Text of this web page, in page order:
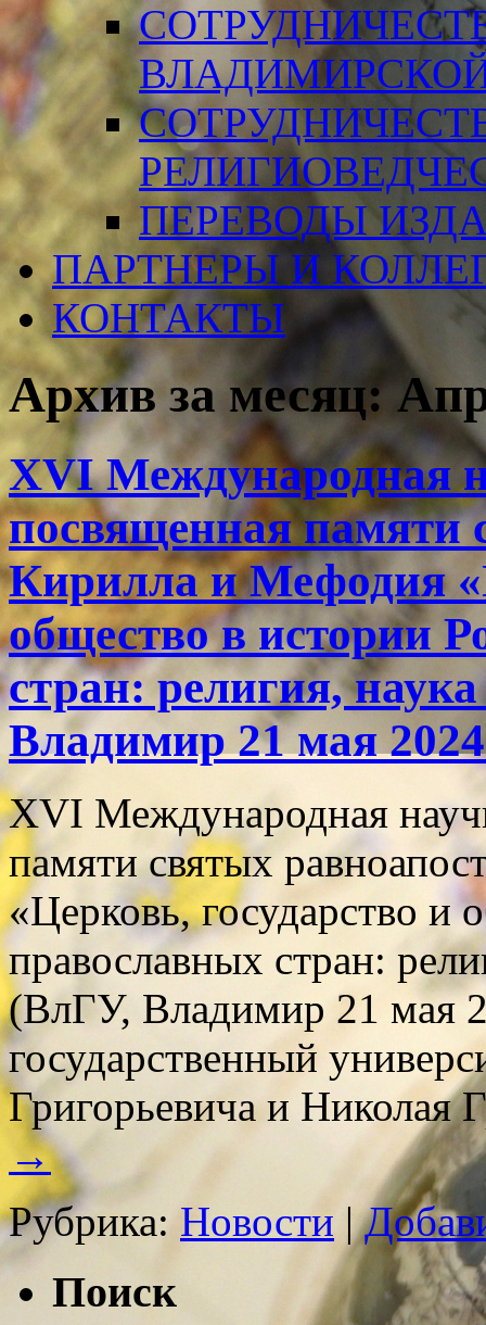
ПЕРЕВОДЫ
ПАРТНЕРЫ И
КОНТАКТЫ
Архив за месяц:
XVI Международная
посвященная памяти
Кирилла и Мефодия
общество в истории
стран: религия,
Владимир 21 мая 2024
XVI Международная
памяти святых
«Церковь, государство и
православных стран:
(ВлГУ, Владимир 21 мая
государственный
Григорьевича и Николая
→
Рубрика: Новости |
Поиск